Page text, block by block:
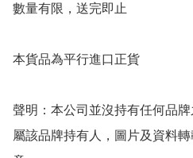
數量有限，送完即止
本貨品為平行進口正貨
聲明：本公司並沒持有任何品
屬該品牌持有人，圖片及資料